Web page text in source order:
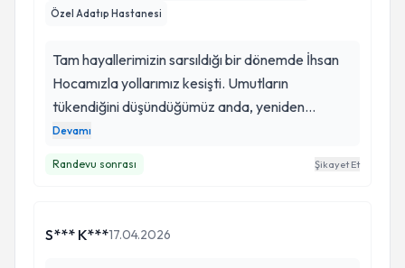
Özel Adatıp Hastanesi
Tam hayallerimizin sarsıldığı bir dönemde İhsan
Hocamızla yollarımız kesişti. Umutların
tükendiğini düşündüğümüz anda, yeniden
filizlenen bir inanç ve motivasyon kazandık.
Devamı
Randevu sonrası Şikayet Et
S*** K***17.04.2026